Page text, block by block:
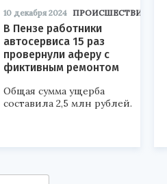
10 декабря 2024 ПРОИСШЕСТВИЯ
В Пензе работники
автосервиса 15 раз
провернули аферу с
фиктивным ремонтом
Общая сумма ущерба
составила 2,5 млн рублей.